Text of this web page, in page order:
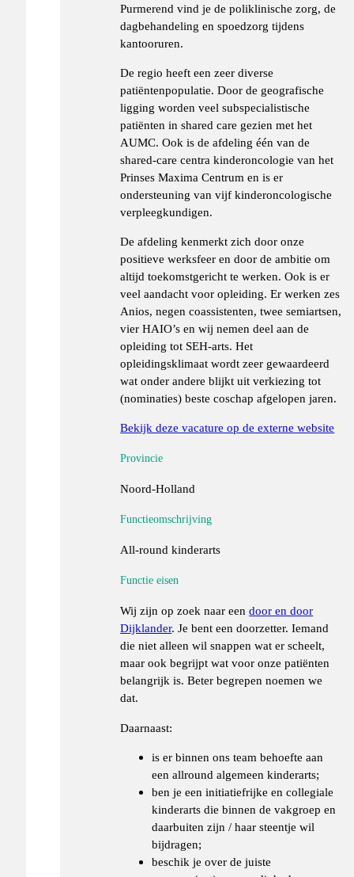
Purmerend vind je de poliklinische zorg, de
dagbehandeling en spoedzorg tijdens
kantooruren.
De regio heeft een zeer diverse
patiëntenpopulatie. Door de geografische
ligging worden veel subspecialistische
patiënten in shared care gezien met het
AUMC. Ook is de afdeling één van de
shared-care centra kinderoncologie van het
Prinses Maxima Centrum en is er
ondersteuning van vijf kinderoncologische
verpleegkundigen.
De afdeling kenmerkt zich door onze
positieve werksfeer en door de ambitie om
altijd toekomstgericht te werken. Ook is er
veel aandacht voor opleiding. Er werken zes
Anios, negen coassistenten, twee semiartsen,
vier HAIO’s en wij nemen deel aan de
opleiding tot SEH-arts. Het
opleidingsklimaat wordt zeer gewaardeerd
wat onder andere blijkt uit verkiezing tot
(nominaties) beste coschap afgelopen jaren.
Bekijk deze vacature op de externe website
Provincie
Noord-Holland
Functieomschrijving
All-round kinderarts
Functie eisen
Wij zijn op zoek naar eendoor en door
Dijklander. Je bent een doorzetter. Iemand
die niet alleen wil snappen wat er scheelt,
maar ook begrijpt wat voor onze patiënten
belangrijk is. Beter begrepen noemen we
dat.
Daarnaast:
is er binnen ons team behoefte aan
een allround algemeen kinderarts;
ben je een initiatiefrijke en collegiale
kinderarts die binnen de vakgroep en
daarbuiten zijn / haar steentje wil
bijdragen;
beschik je over de juiste